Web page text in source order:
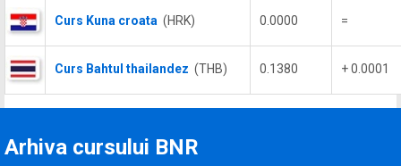
Curs Kuna croata (HRK) 0.0000 =
Curs Bahtul thailandez (THB) 0.1380 + 0.0001
Arhiva cursului BNR